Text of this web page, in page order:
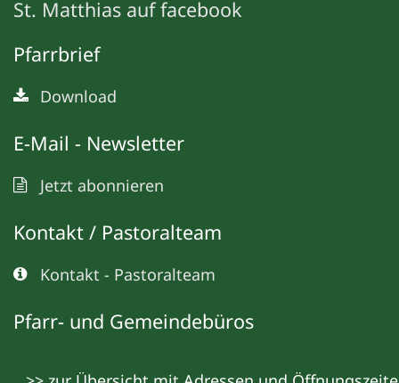
St. Matthias auf facebook
Pfarrbrief
Download
E-Mail - Newsletter
Jetzt abonnieren
Kontakt / Pastoralteam
Kontakt - Pastoralteam
Pfarr- und Gemeindebüros